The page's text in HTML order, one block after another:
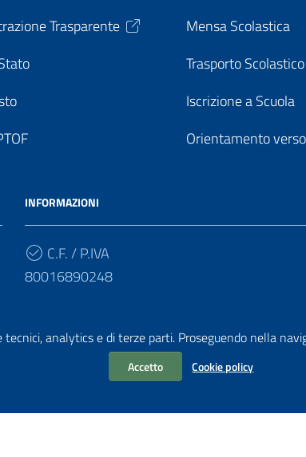
analytics e di terze parti. Proseguendo nella
Accetto Cookie policy
Trasparente
Mensa Scolastica
Trasporto Scolastico
Iscrizione a Scuola
Orientamento
INFORMAZIONI
C.F. / P.IVA
80016890248
UF7PF7